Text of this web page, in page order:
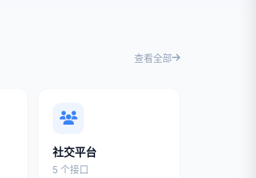
查看全部
社交平台
5 个接口